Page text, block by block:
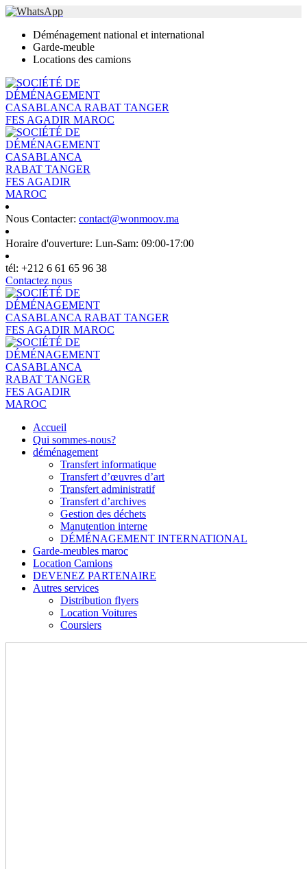
Déménagement national et international
Garde-meuble
Locations des camions
Nous Contacter: contact@wonmoov.ma
Horaire d'ouverture: Lun-Sam: 09:00-17:00
tél: +212 6 61 65 96 38
Contactez nous
Accueil
Qui sommes-nous?
déménagement
Transfert informatique
Transfert d’œuvres d’art
Transfert administratif
Transfert d’archives
Gestion des déchets
Manutention interne
DÉMÉNAGEMENT INTERNATIONAL
Garde-meubles maroc
Location Camions
DEVENEZ PARTENAIRE
Autres services
Distribution flyers
Location Voitures
Coursiers